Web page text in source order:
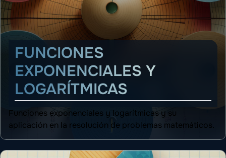
FUNCIONES
EXPONENCIALES Y
LOGARÍTMICAS
Funciones exponenciales y logarítmicas y su
aplicación en la resolución de problemas matemáticos.